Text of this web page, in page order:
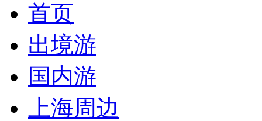
首页
出境游
国内游
上海周边